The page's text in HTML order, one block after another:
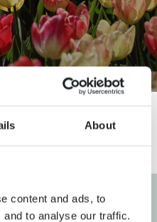
About
content and ads, to
to analyse our traffic.